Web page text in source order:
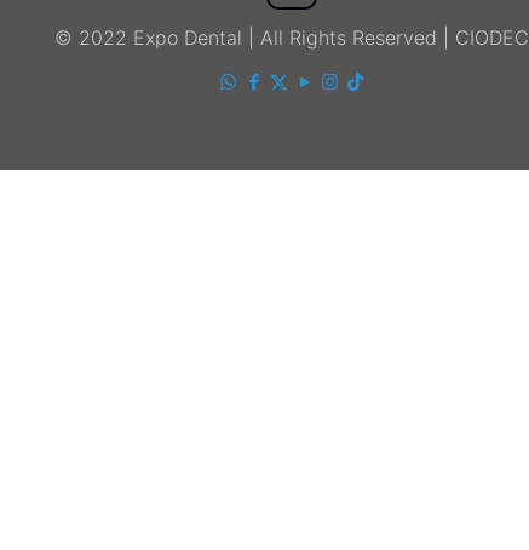
© 2022 Expo Dental | All Rights Reserved | CIODEC